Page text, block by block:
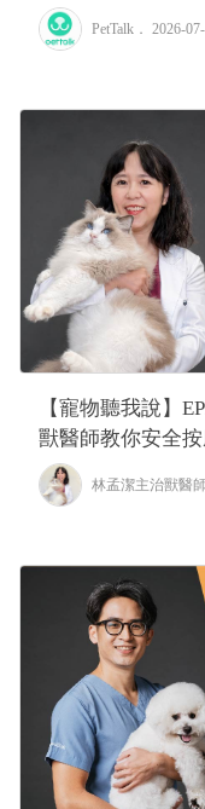
Tiffany
PetTalk ． 2026-
【寵物聽我說】
獸醫師教你安全
林孟潔主治獸醫師